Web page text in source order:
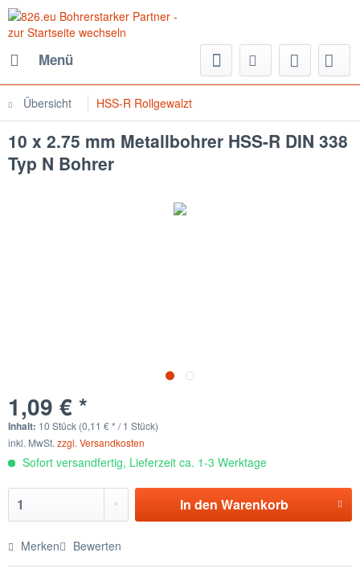
Menü
Übersicht HSS-R Rollgewalzt
10 x 2.75 mm Metallbohrer HSS-R DIN 338
Typ N Bohrer
1,09 € *
Inhalt: 10 Stück (0,11 € * / 1 Stück)
inkl. MwSt. zzgl. Versandkosten
Sofort versandfertig, Lieferzeit ca. 1-3 Werktage
In den Warenkorb
Merken Bewerten